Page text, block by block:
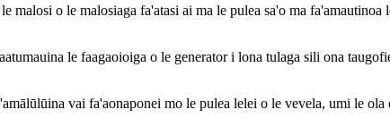
o le malosiaga fa'atasi ai ma le pulea sa'o ma fa'amautinoa
le faagaoioiga o le generator i lona tulaga sili ona
vai fa'aonaponei mo le pulea lelei o le vevela, umi le ola